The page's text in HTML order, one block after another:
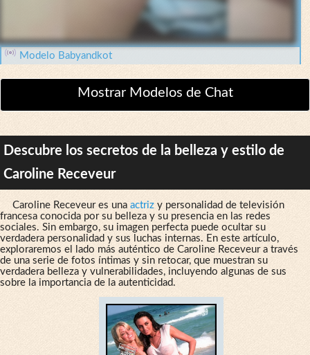
Modelo Babyandkot
Mostrar Modelos de Chat
Descubre los secretos de la belleza y estilo de
Caroline Receveur
Caroline Receveur es una actrizy personalidad de televisión
francesa conocida por su belleza y su presencia en las redes
sociales. Sin embargo, su imagen perfecta puede ocultar su
verdadera personalidad y sus luchas internas. En este artículo,
exploraremos el lado más auténtico de Caroline Receveur a través
de una serie de fotos íntimas y sin retocar, que muestran su
verdadera belleza y vulnerabilidades, incluyendo algunas de sus
sobre la importancia de la autenticidad.